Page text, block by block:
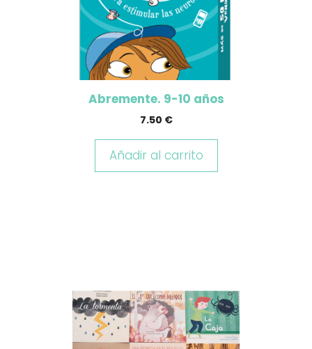
Abremente. 9-10 años
7.50 €
Añadir al carrito